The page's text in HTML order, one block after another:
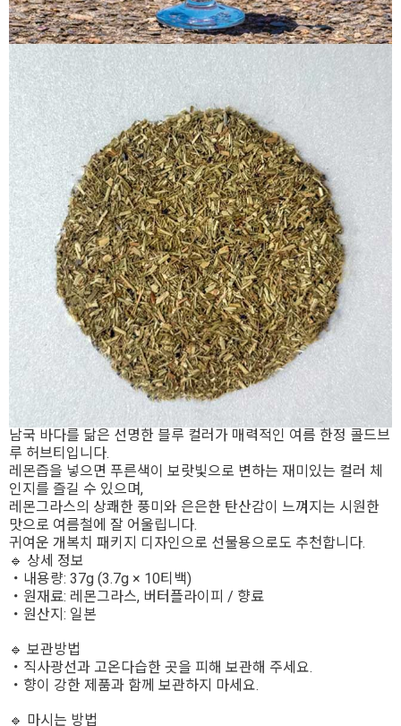
남국 바다를 닮은 선명한 블루 컬러가 매력적인 여름 한정 콜드브
루 허브티입니다.
레몬즙을 넣으면 푸른색이 보랏빛으로 변하는 재미있는 컬러 체
인지를 즐길 수 있으며,
레몬그라스의 상쾌한 풍미와 은은한 탄산감이 느껴지는 시원한
맛으로 여름철에 잘 어울립니다.
귀여운 개복치 패키지 디자인으로 선물용으로도 추천합니다.
🔹 상세 정보
・내용량: 37g (3.7g × 10티백)
・원재료: 레몬그라스, 버터플라이피 / 향료
・원산지: 일본
🔹 보관방법
・직사광선과 고온다습한 곳을 피해 보관해 주세요.
・향이 강한 제품과 함께 보관하지 마세요.
🔹 마시는 방법